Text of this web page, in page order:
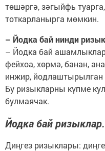
төшәргә, зәгыйфь
тоткарланырга мөмкин.
– Йодка бай нинди
– Йодка бай
фейхоа, хөрмә, банан,
инжир, йодлаштырылган
Бу ризыкларны күпме
булмаячак.
Йодка бай ризыклар.
Диңгез ризыклары: